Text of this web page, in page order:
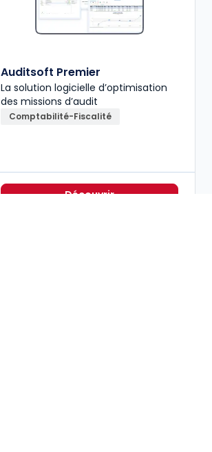
Auditsoft Premier
La solution logicielle d’optimisation
des missions d’audit
Comptabilité-Fiscalité
Découvrir